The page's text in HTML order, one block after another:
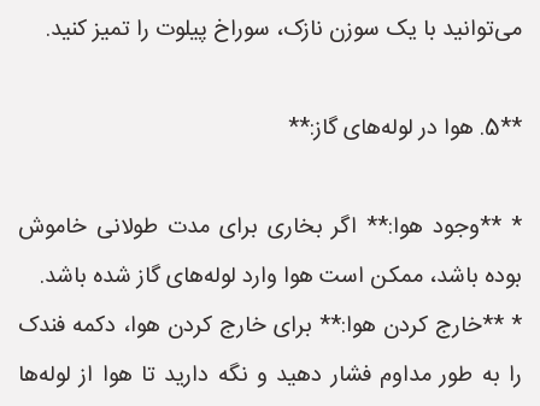
می‌توانید با یک سوزن نازک، سوراخ پیلوت را تمیز کنید.
**5. هوا در لوله‌های گاز:**
* **وجود هوا:** اگر بخاری برای مدت طولانی خاموش
بوده باشد، ممکن است هوا وارد لوله‌های گاز شده باشد.
* **خارج کردن هوا:** برای خارج کردن هوا، دکمه فندک
را به طور مداوم فشار دهید و نگه دارید تا هوا از لوله‌ها